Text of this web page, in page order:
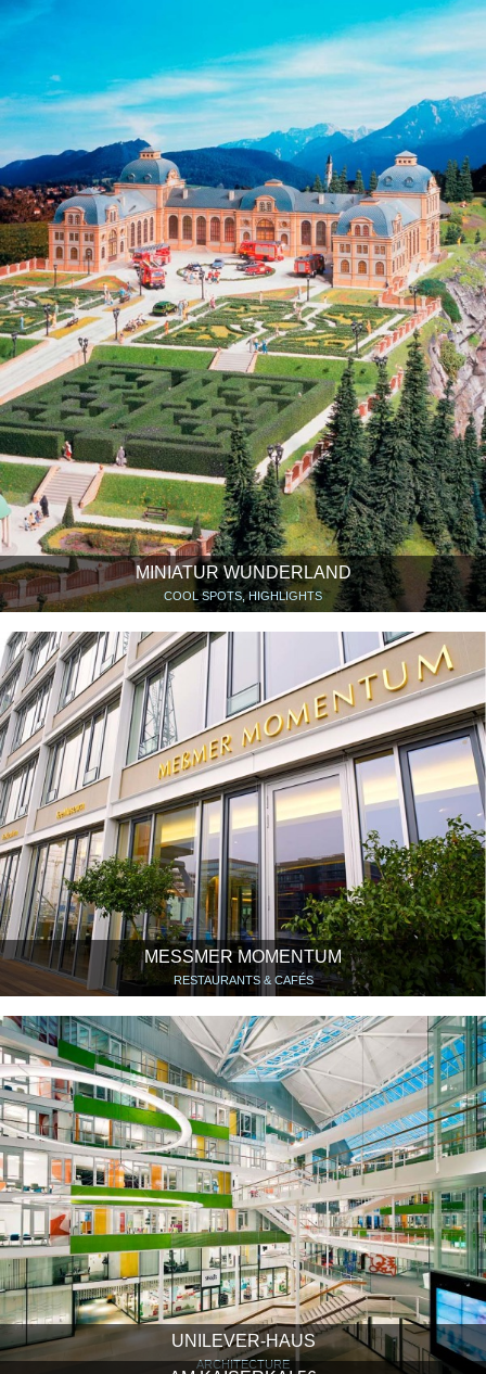
MINIATUR WUNDERLAND
COOL SPOTS, HIGHLIGHTS
MESSMER MOMENTUM
RESTAURANTS & CAFÉS
UNILEVER-HAUS
ARCHITECTURE